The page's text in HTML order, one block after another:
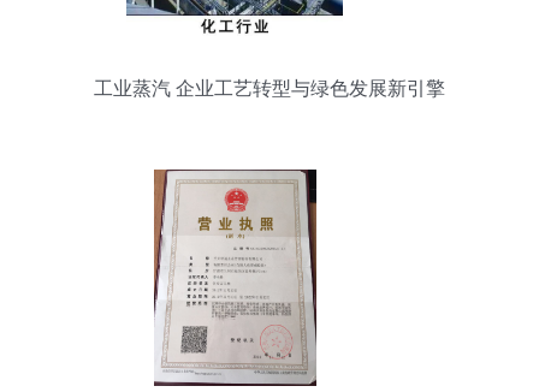
工业蒸汽 企业工艺转型与绿色发展新引擎